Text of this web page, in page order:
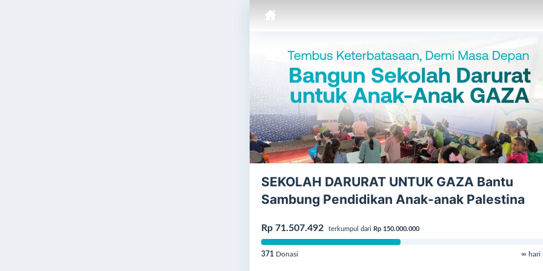
SEKOLAH DARURAT UNTUK GAZA Bantu
Sambung Pendidikan Anak-anak Palestina
Rp 71.507.492 terkumpul dari Rp 150.000.000
371 Donasi ∞ hari